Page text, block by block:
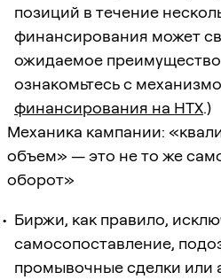
позиций в течение
финансирования может
ожидаемое
ознакомьтесь с
финансирования на HTX.)
Механика кампании:
объем» — это не то же
оборот»
Биржи, как правило,
самосопоставление,
промывочные сделки или